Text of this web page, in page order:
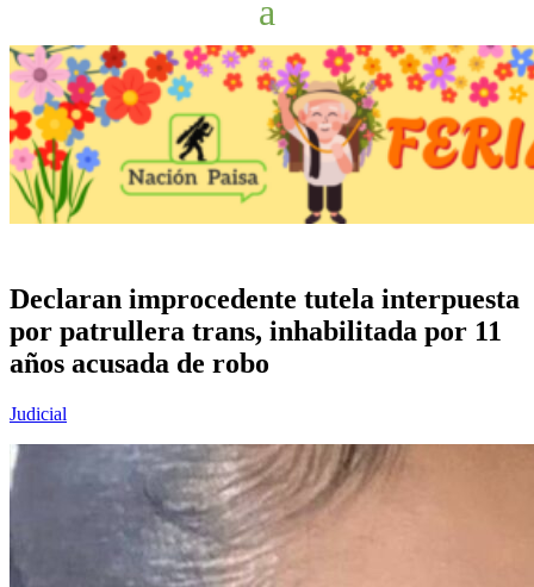
Declaran improcedente tutela interpuesta
por patrullera trans, inhabilitada por 11
años acusada de robo
Judicial